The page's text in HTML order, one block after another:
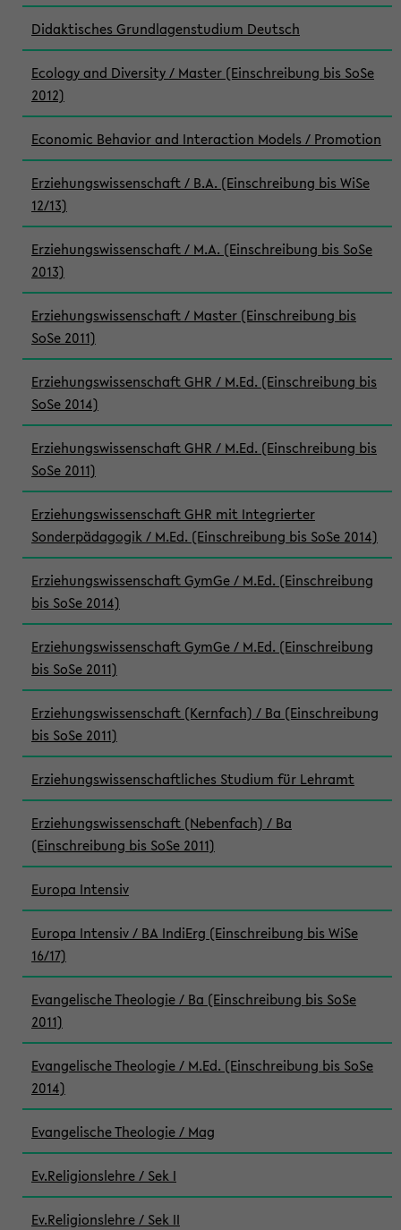
Didaktisches Grundlagenstudium Deutsch
Ecology and Diversity / Master (Einschreibung bis SoSe
2012)
Economic Behavior and Interaction Models / Promotion
Erziehungswissenschaft / B.A. (Einschreibung bis WiSe
12/13)
Erziehungswissenschaft / M.A. (Einschreibung bis SoSe
2013)
Erziehungswissenschaft / Master (Einschreibung bis
SoSe 2011)
Erziehungswissenschaft GHR / M.Ed. (Einschreibung bis
SoSe 2014)
Erziehungswissenschaft GHR / M.Ed. (Einschreibung bis
SoSe 2011)
Erziehungswissenschaft GHR mit Integrierter
Sonderpädagogik / M.Ed. (Einschreibung bis SoSe 2014)
Erziehungswissenschaft GymGe / M.Ed. (Einschreibung
bis SoSe 2014)
Erziehungswissenschaft GymGe / M.Ed. (Einschreibung
bis SoSe 2011)
Erziehungswissenschaft (Kernfach) / Ba (Einschreibung
bis SoSe 2011)
Erziehungswissenschaftliches Studium für Lehramt
Erziehungswissenschaft (Nebenfach) / Ba
(Einschreibung bis SoSe 2011)
Europa Intensiv
Europa Intensiv / BA IndiErg (Einschreibung bis WiSe
16/17)
Evangelische Theologie / Ba (Einschreibung bis SoSe
2011)
Evangelische Theologie / M.Ed. (Einschreibung bis SoSe
2014)
Evangelische Theologie / Mag
Ev.Religionslehre / Sek I
Ev.Religionslehre / Sek II